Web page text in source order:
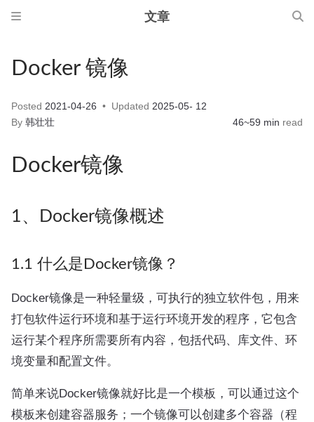
文章
Docker 镜像
Posted 2021-04-26 Updated 2025-05- 12
By 韩壮壮 46~59 min read
Docker镜像
1、Docker镜像概述
1.1 什么是Docker镜像？
Docker镜像是一种轻量级，可执行的独立软件包，用来
打包软件运行环境和基于运行环境开发的程序，它包含
运行某个程序所需要所有内容，包括代码、库文件、环
境变量和配置文件。
简单来说Docker镜像就好比是一个模板，可以通过这个
模板来创建容器服务；一个镜像可以创建多个容器（程